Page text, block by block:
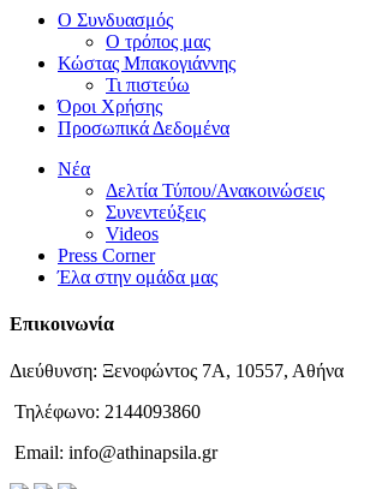
Ο Συνδυασμός
Ο τρόπος μας
Κώστας Μπακογιάννης
Τι πιστεύω
Όροι Χρήσης
Προσωπικά Δεδομένα
Νέα
Δελτία Τύπου/Ανακοινώσεις
Συνεντεύξεις
Videos
Press Corner
Έλα στην ομάδα μας
Επικοινωνία
Διεύθυνση: Ξενοφώντος 7Α, 10557, Αθήνα
Τηλέφωνο: 2144093860
Email: info@athinapsila.gr